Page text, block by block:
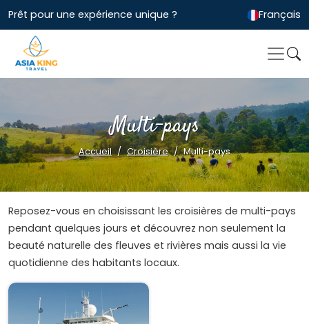
Prêt pour une expérience unique ? Français
Multi-pays
Accueil Croisière Multi-pays
Reposez-vous en choisissant les croisières de multi-pays
pendant quelques jours et découvrez non seulement la
beauté naturelle des fleuves et rivières mais aussi la vie
quotidienne des habitants locaux.